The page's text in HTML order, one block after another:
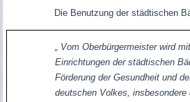
Die Benutzung der städtischen
„ Vom Oberbürgermeister wird
Einrichtungen der städtischen
Förderung der Gesundheit und
deutschen Volkes, insbesondere